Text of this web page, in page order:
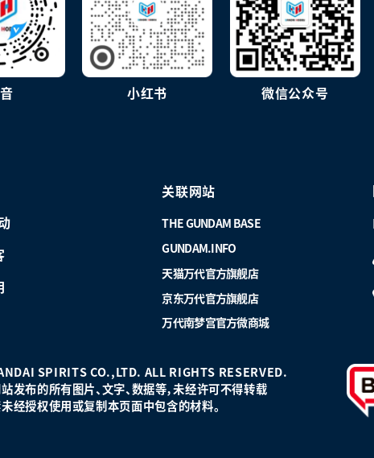
小红书 微信公众号
关联网站
THE GUNDAM BASE
GUNDAM.INFO
天猫万代官方旗舰店
京东万代官方旗舰店
万代南梦宫官方微商城
SPIRITS CO.,LTD. ALL RIGHTS RESERVED.
发布的所有图片、文字、数据等，未经许可不得转载
经授权使用或复制本页面中包含的材料。